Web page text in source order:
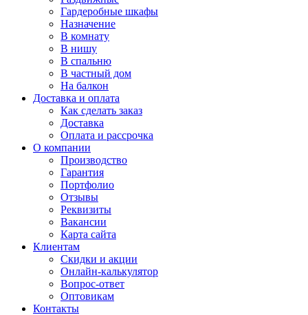
Гардеробные шкафы
Назначение
В комнату
В нишу
В спальню
В частный дом
На балкон
Доставка и оплата
Как сделать заказ
Доставка
Оплата и рассрочка
О компании
Производство
Гарантия
Портфолио
Отзывы
Реквизиты
Вакансии
Карта сайта
Клиентам
Скидки и акции
Онлайн-калькулятор
Вопрос-ответ
Оптовикам
Контакты